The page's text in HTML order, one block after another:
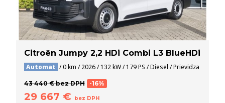
Citroën Jumpy 2,2 HDi Combi L3 BlueHDi
Automat / 0 km / 2026 / 132 kW / 179 PS / Diesel / Prievidza
43 440 € bez DPH -16%
29 667 € bez DPH